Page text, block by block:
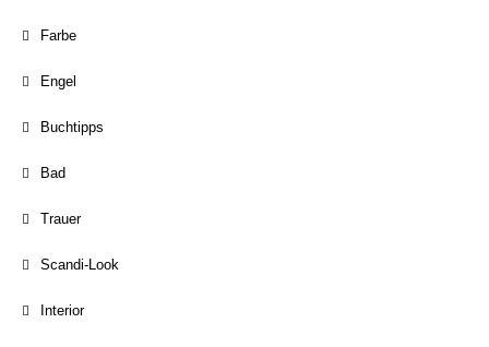
Farbe
Engel
Buchtipps
Bad
Trauer
Scandi-Look
Interior